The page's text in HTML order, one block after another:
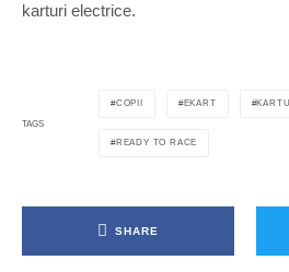
karturi electrice.
TAGS
COPII EKART
READY TO RACE
SHARE